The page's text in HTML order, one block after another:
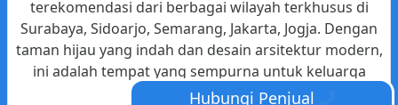
Hubungi Penjual
terekomendasi dari berbagai wilayah terkhusus di
Surabaya, Sidoarjo, Semarang, Jakarta, Jogja. Dengan
taman hijau yang indah dan desain arsitektur modern,
ini adalah tempat yang sempurna untuk keluarga
Anda.